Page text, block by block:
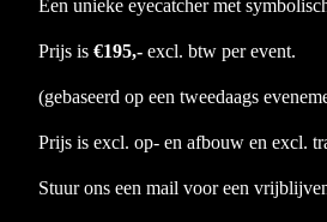
Een unieke eyecatcher met
Prijs is €195,- excl. btw per event.
(gebaseerd op een tweedaags
Prijs is excl. op- en afbouw en excl.
Stuur ons een mail voor een